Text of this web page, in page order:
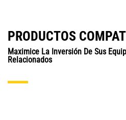
PRODUCTOS
Maximice La Inversión De Sus
Relacionados